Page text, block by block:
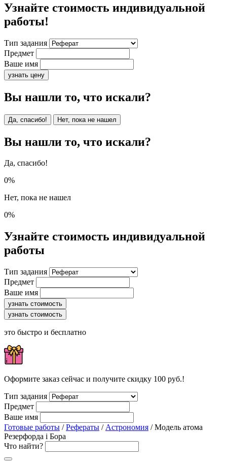
Узнайте стоимость индивидуальной
работы!
Тип задания
Предмет
Ваше имя
узнать цену
Вы нашли то, что искали?
Да, спасибо! Нет, пока не нашел
Вы нашли то, что искали?
Да, спасибо!
0%
Нет, пока не нашел
0%
Узнайте стоимость индивидуальной
работы
Тип задания
Предмет
Ваше имя
узнать стоимость
узнать стоимость
это быстро и бесплатно
Оформите заказ сейчас и получите скидку 100 руб.!
Тип задания
Предмет
Ваше имя
Готовые работы /Рефераты / Астрономия / Модель атома
Резерфорда і Бора
Что найти?